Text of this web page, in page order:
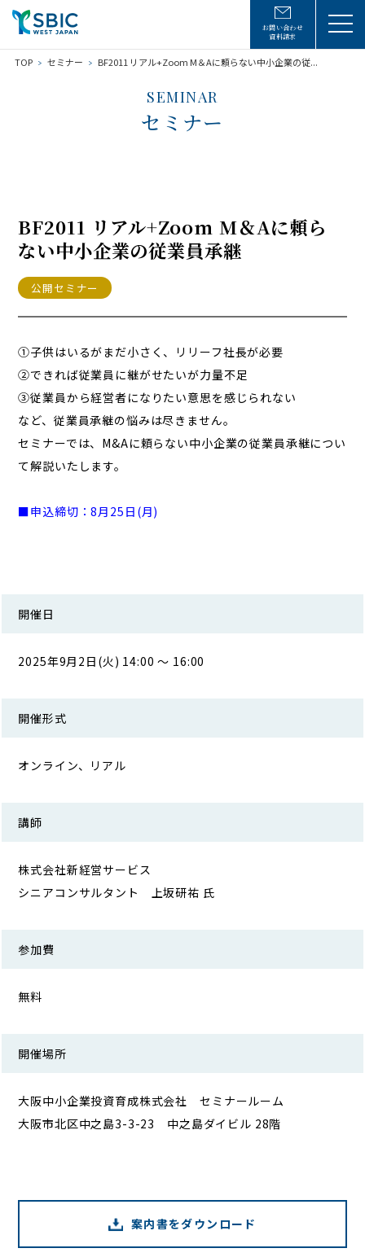
お問い合わせ
資料請求
TOP セミナー BF2011 リアル+Zoom M＆Aに頼らない中小企業の従...
SEMINAR
セミナー
BF2011 リアル+Zoom M＆Aに頼ら
ない中小企業の従業員承継
公開セミナー
①子供はいるがまだ小さく、リリーフ社長が必要
②できれば従業員に継がせたいが力量不足
③従業員から経営者になりたい意思を感じられない
など、従業員承継の悩みは尽きません。
セミナーでは、M&Aに頼らない中小企業の従業員承継につい
て解説いたします。
■申込締切：8月25 日(月)
開催日
2025年9月2日(火) 14:00 ～ 16:00
開催形式
オンライン、リアル
講師
株式会社新経営サービス
シニアコンサルタント 上坂研祐 氏
参加費
無料
開催場所
大阪中小企業投資育成株式会社 セミナールーム
大阪市北区中之島3-3-23 中之島ダイビル 28階
案内書をダウンロード